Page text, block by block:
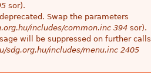
sor).
Swap the parameters
includes/common.inc 394 sor).
will be suppressed on further calls
sdg.org.hu/includes/menu.inc 2405